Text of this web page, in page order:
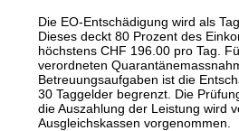
Die EO-Entschädigung wird als
Dieses deckt 80 Prozent des
höchstens CHF 196.00 pro Tag.
verordneten
Betreuungsaufgaben ist die
30 Taggelder begrenzt. Die
die Auszahlung der Leistung wird
Ausgleichskassen vorgenommen.